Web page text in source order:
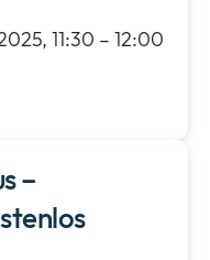
11:30 – 12:00
–